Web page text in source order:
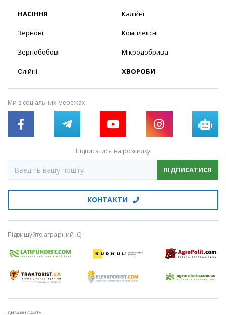
НАСІННЯ
Зернові
Зернобобові
Олійні
Калійні
Комплексні
Мікродобрива
ХВОРОБИ
Ми в соціальних мережах
Підписатися на розсилку
ПІДПИСАТИСЯ
КОНТАКТИ
Підвищуйте аграрний IQ